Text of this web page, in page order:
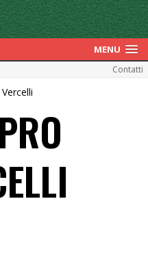
MENU
Contatti